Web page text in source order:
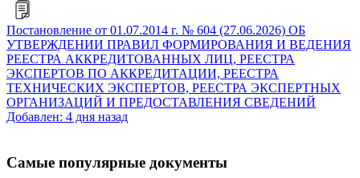
Постановление от 01.07.2014 г. № 604 (27.06.2026) ОБ
УТВЕРЖДЕНИИ ПРАВИЛ ФОРМИРОВАНИЯ И ВЕДЕНИЯ
РЕЕСТРА АККРЕДИТОВАННЫХ ЛИЦ, РЕЕСТРА
ЭКСПЕРТОВ ПО АККРЕДИТАЦИИ, РЕЕСТРА
ТЕХНИЧЕСКИХ ЭКСПЕРТОВ, РЕЕСТРА ЭКСПЕРТНЫХ
ОРГАНИЗАЦИЙ И ПРЕДОСТАВЛЕНИЯ СВЕДЕНИЙ
Добавлен: 4 дня назад
Самые популярные документы